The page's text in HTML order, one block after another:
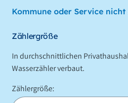
Kommune oder Service nicht
Zählergröße
In durchschnittlichen
Wasserzähler verbaut.
Zählergröße: